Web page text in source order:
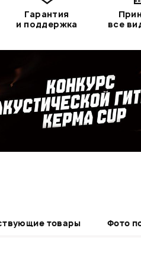
Гарантия
и поддержка
все
товары Фото